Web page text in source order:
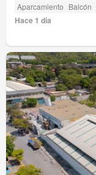
Aparcamiento Balcón
Hace 1 día